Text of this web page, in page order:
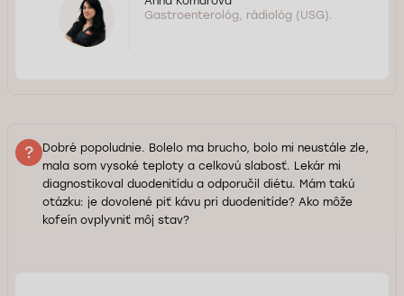
Gastroenterológ, rádiológ (USG).
Dobré popoludnie. Bolelo ma brucho, bolo mi neustále zle,
mala som vysoké teploty a celkovú slabosť. Lekár mi
diagnostikoval duodenitídu a odporučil diétu. Mám takú
otázku: je dovolené piť kávu pri duodenitíde? Ako môže
kofeín ovplyvniť môj stav?